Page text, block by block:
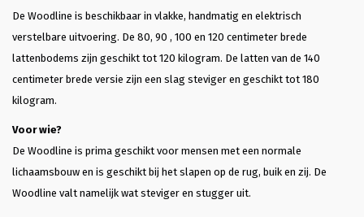
De Woodline is beschikbaar in vlakke, handmatig en elektrisch
verstelbare uitvoering. De 80, 90 , 100 en 120 centimeter brede
lattenbodems zijn geschikt tot 120 kilogram. De latten van de 140
centimeter brede versie zijn een slag steviger en geschikt tot 180
kilogram.
Voor wie?
De Woodline is prima geschikt voor mensen met een normale
lichaamsbouw en is geschikt bij het slapen op de rug, buik en zij. De
Woodline valt namelijk wat steviger en stugger uit.